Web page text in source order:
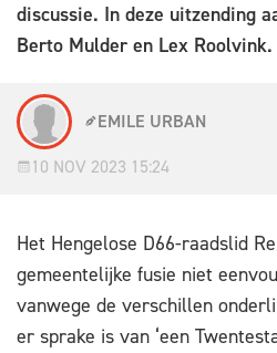
discussie. In deze uitzending
Berto Mulder en Lex Roolvink.
EMILE URBAN
10 NOV 2023 15:24
Het Hengelose D66-raadslid
gemeentelijke fusie niet
vanwege de verschillen
er sprake is van ‘een